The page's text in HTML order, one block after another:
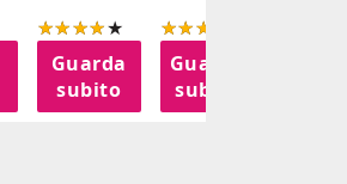
Guarda
subito
Guarda
subito